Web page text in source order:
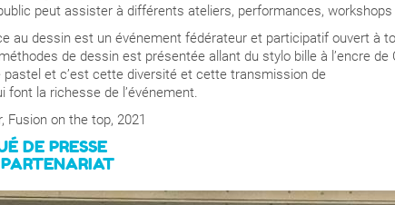
peut assister à différents ateliers, performances,
au dessin est un événement fédérateur et participatif ouvert à
de dessin est présentée allant du stylo bille à l’encre
pastel et c’est cette diversité et cette transmission de
font la richesse de l’événement.
Fusion on the top, 2021
DE PRESSE